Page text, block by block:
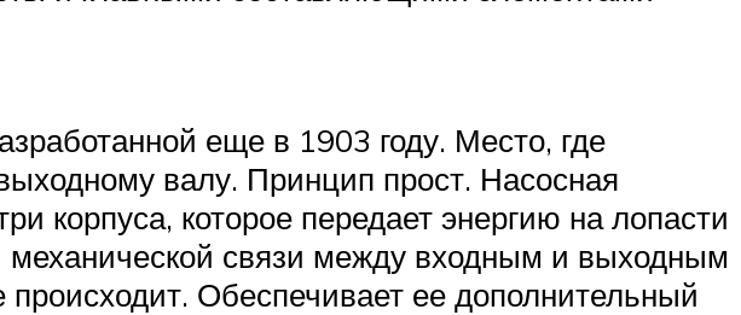
еще в 1903 году. Место, где
валу. Принцип прост. Насосная
корпуса, которое передает энергию на лопасти
механической связи между входным и выходным
Обеспечивает ее дополнительный